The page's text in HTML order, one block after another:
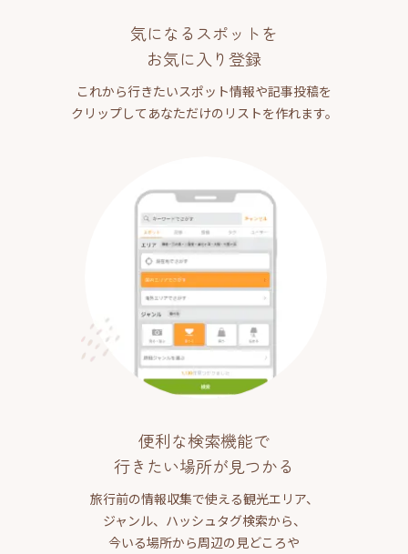
気になるスポットを
お気に入り登録
これから行きたいスポット情報や記事投稿を
クリップしてあなただけのリストを作れます。
便利な検索機能で
行きたい場所が見つかる
旅行前の情報収集で使える観光エリア、
ジャンル、ハッシュタグ検索から、
今いる場所から周辺の見どころや